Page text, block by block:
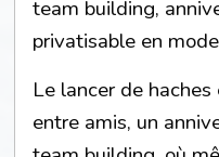
team building,
privatisable en
Le lancer de
entre amis, un